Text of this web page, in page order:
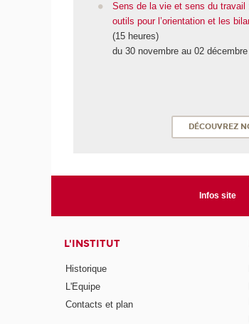
Sens de la vie et sens du travail
outils pour l’orientation et les
(15 heures)
du 30 novembre au 02 décembre
DÉCOUVREZ
Infos site
L'INSTITUT
Historique
L'Equipe
Contacts et plan